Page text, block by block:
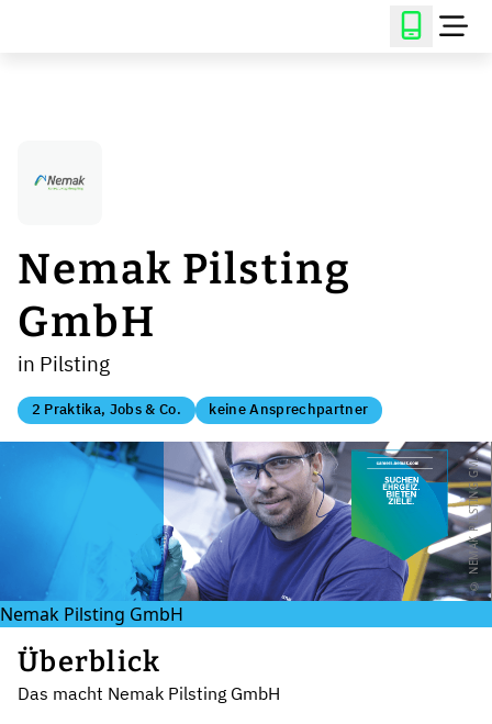
Nemak Pilsting
GmbH
in Pilsting
2 Praktika, Jobs & Co. keine Ansprechpartner
©
N
E
M
A
K
P
I
L
S
T
I
N
G
G
M
B
H
Nemak Pilsting GmbH
Überblick
Das macht Nemak Pilsting GmbH